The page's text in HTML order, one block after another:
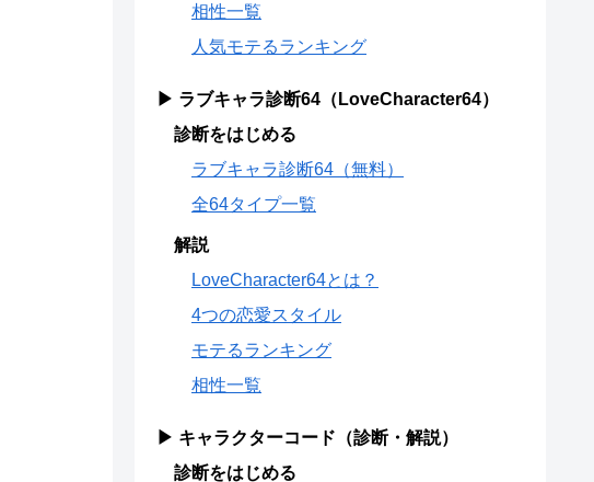
相性一覧
人気モテるランキング
▶ ラブキャラ診断64（LoveCharacter64）
診断をはじめる
ラブキャラ診断64（無料）
全64タイプ一覧
解説
LoveCharacter64とは？
4つの恋愛スタイル
モテるランキング
相性一覧
▶ キャラクターコード（診断・解説）
診断をはじめる